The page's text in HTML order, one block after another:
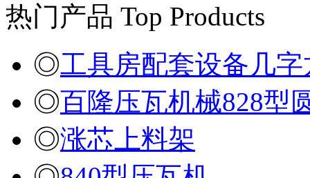
热门产品 Top Products
◎工具房配套设备几
◎百隆压瓦机械828型
◎涨芯上料架